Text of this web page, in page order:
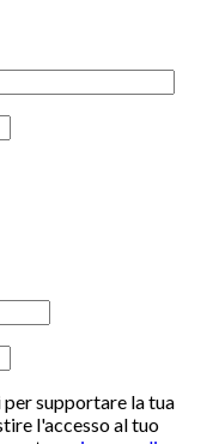
supportare la tua
l'accesso al tuo